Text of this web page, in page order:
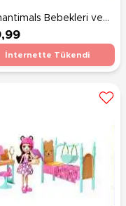
Bebekleri ve
Arkadaşları Ekaterina
ve Antic FKY73
İnternette Tükendi